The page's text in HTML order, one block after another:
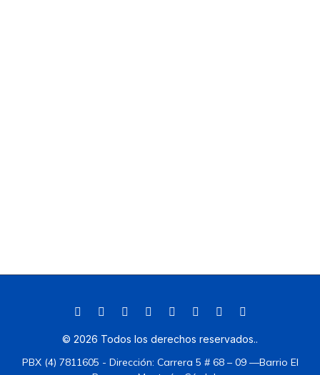
© 2026 Todos los derechos reservados..
PBX (4) 7811605 - Dirección: Carrera 5 # 68 – 09 —Barrio El